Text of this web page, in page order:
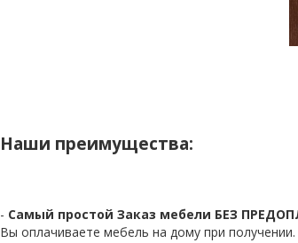
Наши преимущества:
- Самый простой Заказ мебели БЕЗ
Вы оплачиваете мебель на дому при получении.